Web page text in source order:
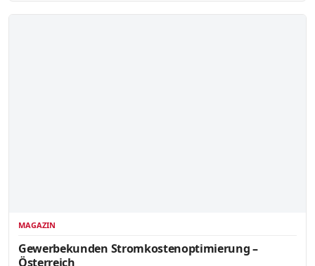
MAGAZIN
Gewerbekunden Stromkostenoptimierung –
Österreich